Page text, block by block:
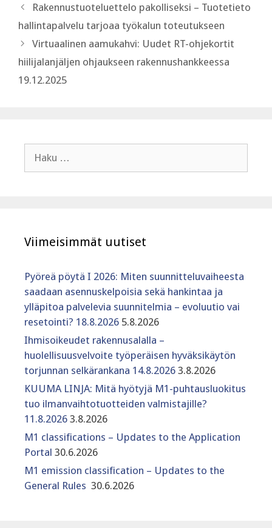
Rakennustuoteluettelo pakolliseksi – Tuotetieto
hallintapalvelu tarjoaa työkalun toteutukseen
Virtuaalinen aamukahvi: Uudet RT-ohjekortit
hiilijalanjäljen ohjaukseen rakennushankkeessa
19.12.2025
Viimeisimmät uutiset
Pyöreä pöytä I 2026: Miten suunnitteluvaiheesta
saadaan asennuskelpoisia sekä hankintaa ja
ylläpitoa palvelevia suunnitelmia – evoluutio vai
resetointi? 18.8.2026 5.8.2026
Ihmisoikeudet rakennusalalla –
huolellisuusvelvoite työperäisen hyväksikäytön
torjunnan selkärankana 14.8.2026 3.8.2026
KUUMA LINJA: Mitä hyötyjä M1-puhtausluokitus
tuo ilmanvaihtotuotteiden valmistajille?
11.8.2026 3.8.2026
M1 classifications – Updates to the Application
Portal 30.6.2026
M1 emission classification – Updates to the
General Rules 30.6.2026